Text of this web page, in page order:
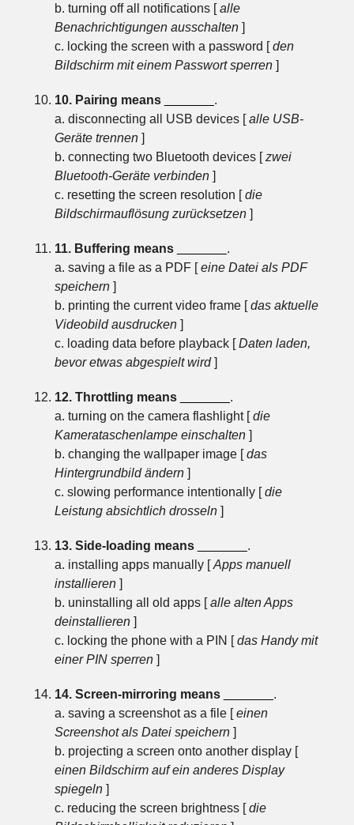
b. turning off all notifications [alle
Benachrichtigungen ausschalten]
c. locking the screen with a password [den
Bildschirm mit einem Passwort sperren]
10. Pairing means
.
a. disconnecting all USB devices [alle USB-
Geräte trennen]
b. connecting two Bluetooth devices [zwei
Bluetooth-Geräte verbinden]
c. resetting the screen resolution [die
Bildschirmauflösung zurücksetzen]
11. Buffering means
.
a. saving a file as a PDF [eine Datei als PDF
speichern]
b. printing the current video frame [das aktuelle
Videobild ausdrucken]
c. loading data before playback [Daten laden,
bevor etwas abgespielt wird]
12. Throttling means
.
a. turning on the camera flashlight [die
Kamerataschenlampe einschalten]
b. changing the wallpaper image [das
Hintergrundbild ändern]
c. slowing performance intentionally [die
Leistung absichtlich drosseln]
13. Side-loading means
.
a. installing apps manually [Apps manuell
installieren]
b. uninstalling all old apps [alle alten Apps
deinstallieren]
c. locking the phone with a PIN [das Handy mit
einer PIN sperren]
14. Screen-mirroring means
.
a. saving a screenshot as a file [einen
Screenshot als Datei speichern]
b. projecting a screen onto another display [
einen Bildschirm auf ein anderes Display
spiegeln]
c. reducing the screen brightness [die